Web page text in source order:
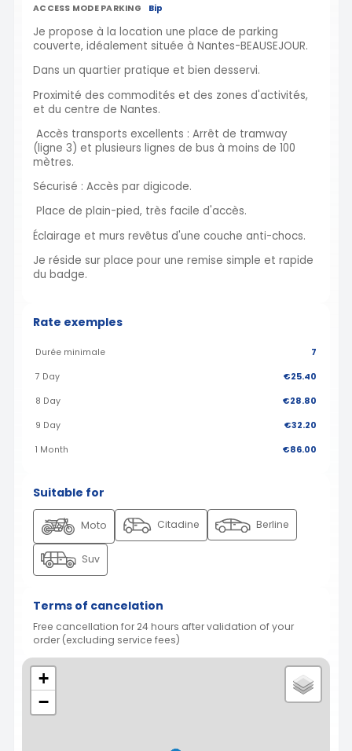
ACCESS MODE PARKING Bip
Je propose à la location une place de parking
couverte, idéalement située à Nantes-BEAUSEJOUR.
Dans un quartier pratique et bien desservi.
Proximité des commodités et des zones d'activités,
et du centre de Nantes.
Accès transports excellents : Arrêt de tramway
(ligne 3) et plusieurs lignes de bus à moins de 100
mètres.
Sécurisé : Accès par digicode.
Place de plain-pied, très facile d'accès.
Éclairage et murs revêtus d'une couche anti-chocs.
Je réside sur place pour une remise simple et rapide
du badge.
Rate exemples
Durée minimale 7
7 Day €25.40
8 Day €28.80
9 Day €32.20
1 Month €86.00
Suitable for
Moto Citadine Berline
Suv
Terms of cancelation
Free cancellation for 24 hours after validation of your
order (excluding service fees)
+
−